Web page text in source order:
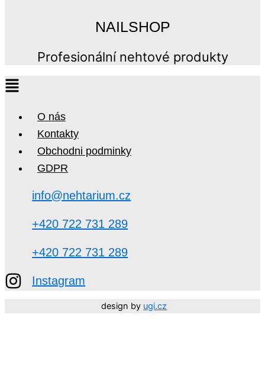
NAILSHOP
Profesionální nehtové produkty
O nás
Kontakty
Obchodni podminky
GDPR
info@nehtarium.cz
+420 722 731 289
+420 722 731 289
Instagram
design by ugi.cz